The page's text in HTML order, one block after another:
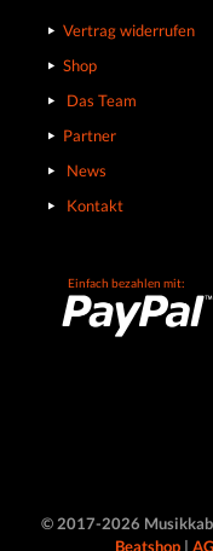
Vertrag widerrufen
Shop
Das Team
Partner
News
Kontakt
Einfach bezahlen mit:
© 2017-2026
Beatshop|